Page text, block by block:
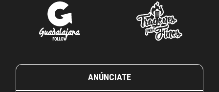
ANÚNCIATE